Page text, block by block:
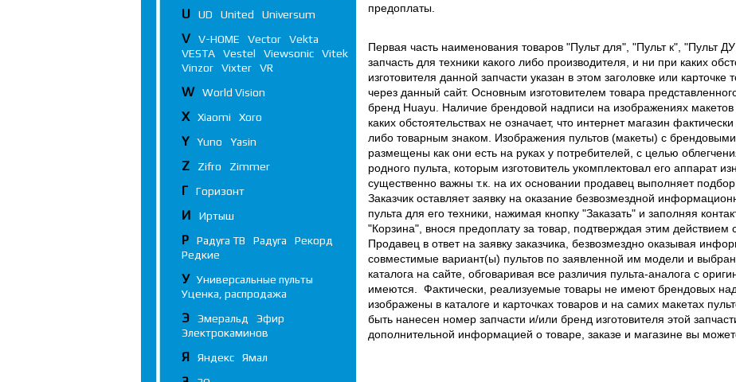
предоплаты.
Первая часть наименования товаров "Пульт для", "Пульт к", "Пульт
запчасть для техники какого либо производителя, и ни при каких
изготовителя данной запчасти указан в этом заголовке или
через данный сайт. Основным изготовителем товара
бренд Huayu. Наличие брендовой надписи на изображениях макетов
каких обстоятельствах не означает, что интернет магазин
либо товарным знаком. Изображения пультов (макеты) с
размещены как они есть на руках у потребителей, с целью
родного пульта, которым изготовитель укомплектовал его аппарат
существенно важны т.к. на их основании продавец выполняет подбор
Заказчик оставляет заявку на оказание безвозмездной
пульта для его техники, нажимая кнопку "Заказать" и заполняя
"Корзина", внося предоплату за товар, подтверждая этим действием
Продавец в ответ на заявку заказчика, безвозмездно оказывая
совместимые вариант(ы) пультов по заявленной им модели и
каталога на сайте, обговаривая все различия пульта-аналога с
имеются. Фактически, реализуемые товары не имеют брендовых
изображены в каталоге и карточках товаров и на самих макетах
быть нанесен номер запчасти и/или бренд изготовителя этой
дополнительной информацией о товаре, заказе и магазине вы
U UD United Universum
V V-HOME Vector
Vekta
VESTA
Vestel Viewsonic
Vitek
Vinzor
Vixter VR
W World Vision
X Xiaomi Xoro
Y Yuno Yasin
Z Zifro Zimmer
Г Горизонт
И Иртыш
Р Радуга ТВ Радуга
Рекорд
Редкие
У
Универсальные пульты
Уценка, распродажа
Э Эмеральд
Эфир
Электрокаминов
Я Яндекс Ямал